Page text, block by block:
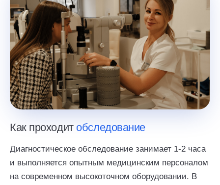
Как проходит обследование
Диагностическое обследование занимает 1-2 часа
и выполняется опытным медицинским персоналом
на современном высокоточном оборудовании. В